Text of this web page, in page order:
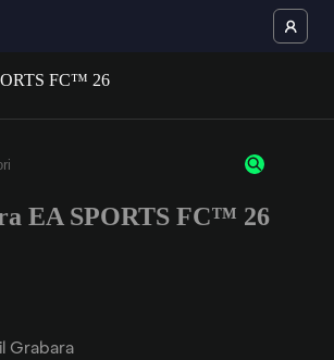
un minimo di 3 caratteri o numeri.
EA SPORTS FC™ 26
Grabara